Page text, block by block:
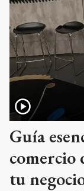
Guía
comercio
tu